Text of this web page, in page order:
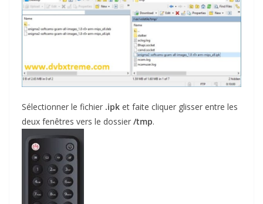
Sélectionner le fichier .ipk et faite cliquer glisser entre les
deux fenêtres vers le dossier /tmp.